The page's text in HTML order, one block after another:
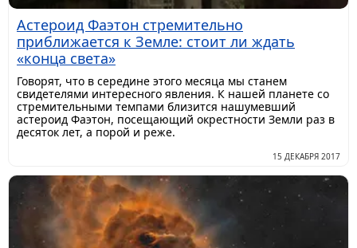
Астероид Фаэтон стремительно
приближается к Земле: стоит ли ждать
«конца света»
Говорят, что в середине этого месяца мы станем
свидетелями интересного явления. К нашей планете со
стремительными темпами близится нашумевший
астероид Фаэтон, посещающий окрестности Земли раз в
десяток лет, а порой и реже.
15 ДЕКАБРЯ 2017